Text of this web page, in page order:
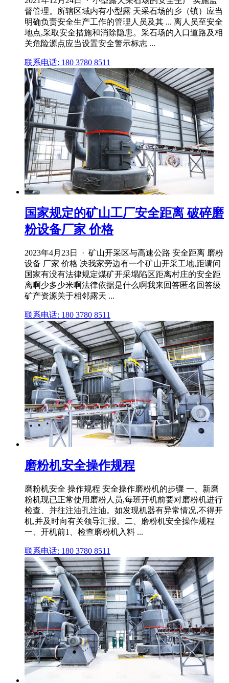
督管理。所辖区域内有小型露 天采石场的乡（镇）应当
明确负责安全生产工作的管理人员及其 ... 离人员至安全
地点,采取安全措施和消除隐患。采石场的入口道路及相
关危险源点应当设置安全警示标志 ...
联系电话: 180 3780 8511
国家规定的矿山工厂安全距离 破碎磨
粉设备厂家 价格
2023年4月23日 · 矿山开采区与高速公路 安全距离 磨粉
设备 厂家 价格 决我家旁边有一个矿山开采工地,距请问
国家有没有法律规定煤矿开采塌陷区距离村庄的安全距
离啊少多少米啊法律依据是什么啊我来回答匿名回答级
矿产资源关于相邻露天 ...
联系电话: 180 3780 8511
磨粉机安全操作规程
磨粉机安全 操作规程 安全操作磨粉机的步骤 一、新磨
粉机现已正常使用磨粉人员,每班开机前要对磨粉机进行
检查、并往注油孔注油。如发现机器有异常情况,不得开
机,并及时向有关领导汇报。二、磨粉机安全操作规程
一、开机前1、检查磨粉机入料 ...
联系电话: 180 3780 8511